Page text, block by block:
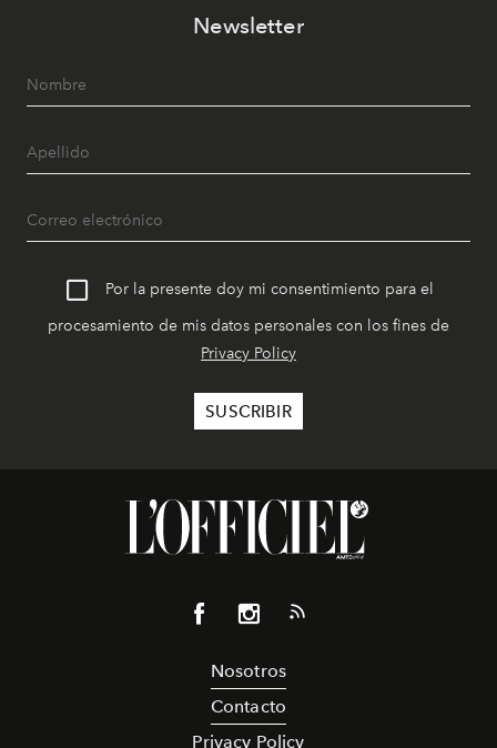
Newsletter
Por la presente doy mi consentimiento para el
procesamiento de mis datos personales con los fines de
Privacy Policy
Nosotros
Contacto
Privacy Policy